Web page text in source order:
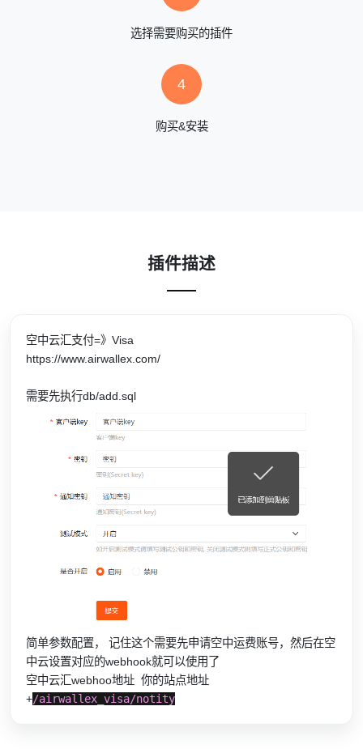
选择需要购买的插件
4
购买&安装
插件描述
空中云汇支付=》Visa
https://www.airwallex.com/
需要先执行db/add.sql
简单参数配置， 记住这个需要先申请空中运费账号，然后在空
中云设置对应的webhook就可以使用了
空中云汇webhoo地址 你的站点地址
+/airwallex_visa/notity